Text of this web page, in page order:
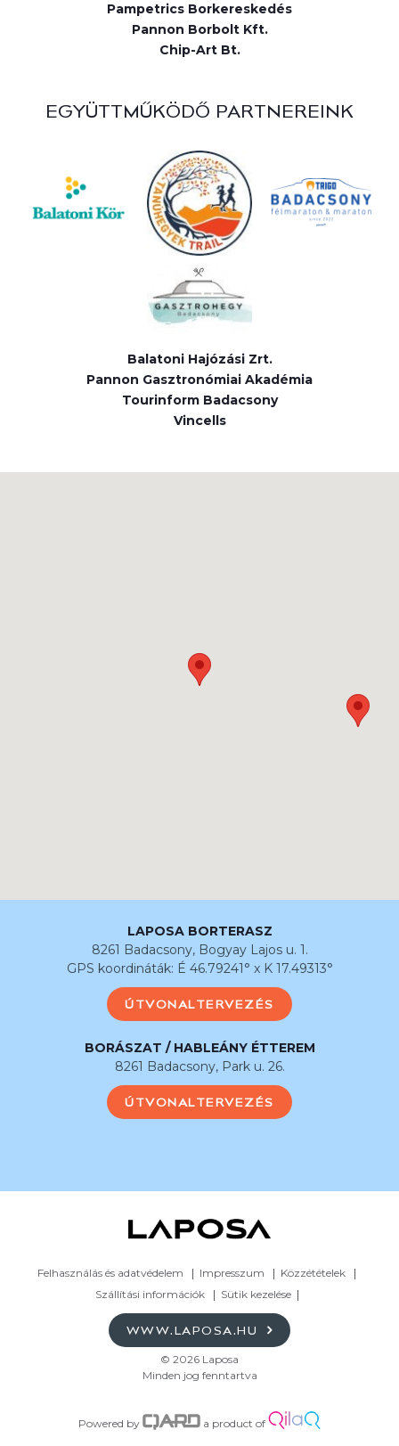
Pampetrics Borkereskedés
Pannon Borbolt Kft.
Chip-Art Bt.
EGYÜTTMŰKÖDŐ PARTNEREINK
Balatoni Hajózási Zrt.
Pannon Gasztronómiai Akadémia
Tourinform Badacsony
Vincells
LAPOSA BORTERASZ
8261 Badacsony, Bogyay Lajos u. 1.
GPS koordináták: É 46.79241° x K 17.49313°
ÚTVONALTERVEZÉS
BORÁSZAT / HABLEÁNY ÉTTEREM
8261 Badacsony, Park u. 26.
ÚTVONALTERVEZÉS
Felhasználás és adatvédelem Impresszum
Közzétételek
Szállítási információk
Sütik kezelése
WWW.LAPOSA.HU
© 2026 Laposa
Minden jog fenntartva
Powered by a product of